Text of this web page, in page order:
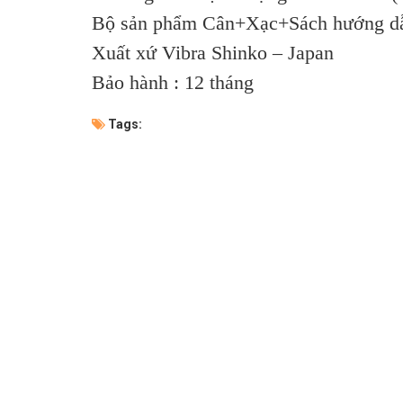
Bộ sản phẩm Cân+Xạc+Sách hướng
Xuất xứ Vibra Shinko – Japan
Bảo hành : 12 tháng
Tags: